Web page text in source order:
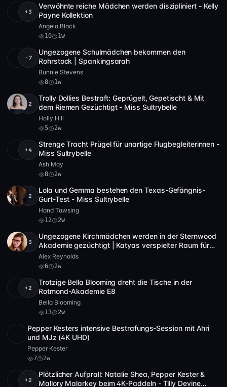
+3
Verwöhnte reiche Mädchen werden diszipliniert - Kelly
Payne Kollektion
Angela Black
10 1w
Full HD
+7
Ungezogene Schulmädchen bekommen den
Rohrstock | Spankingsarah
Bunnie Stevens
8 1w
Full HD 5
+2
Trolly Dollies Bestraft: Geprügelt, Gepetischt & Mit
dem Riemen Gezüchtigt - Miss Sultrybelle
Holly Hill
5 2w
Full HD
+4
Strenge Tracht Prügel für unartige Flugbegleiterinnen -
Miss Sultrybelle
Ash May
8 2w
Full HD 2 Video
+2
Lola und Gemma bestehen den Texas-Gefängnis-
Gurt-Test - Miss Sultrybelle
Hand Tawsing
12 2w
SD 6 36:54
+3
Ungezogene Kirchmädchen werden in der Sternwood
Akademie gezüchtigt | Katyas verspielter Raum für
Verderbtheit
Alex Reynolds
6 2w
+2
Trotzige Bella Blooming dreht die Tische in der
Rotmond-Akademie E8
Bella Blooming
13 2w
Pepper Kesters intensive Bestrafungs-Session mit Ahri
und MJz (4K UHD)
Pepper Kester
7 2w
2 Video 6 25:08
+2
Plötzlicher Aufprall: Natalie Shea, Pepper Kester &
Mallory Malarkey beim 4K-Paddeln - Tilly Devine